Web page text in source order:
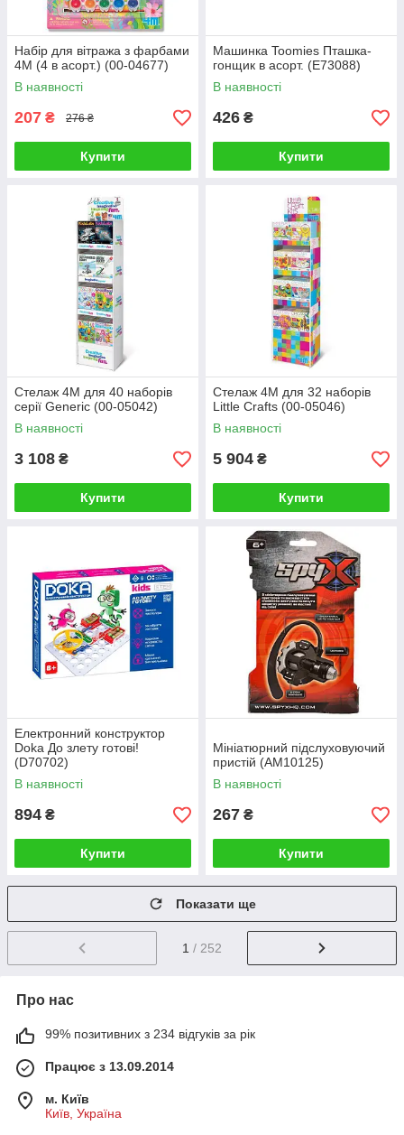
Набір для вітража з фарбами
4M (4 в асорт.) (00-04677)
В наявності
207 ₴ 276 ₴
Купити
Машинка Toomies Пташка-
гонщик в асорт. (E73088)
В наявності
426 ₴
Купити
Стелаж 4M для 40 наборів
серії Generic (00-05042)
В наявності
3 108 ₴
Купити
Стелаж 4М для 32 наборів
Little Crafts (00-05046)
В наявності
5 904 ₴
Купити
Електронний конструктор
Doka До злету готові!
(D70702)
В наявності
894 ₴
Купити
Мініатюрний підслуховуючий
пристій (AM10125)
В наявності
267 ₴
Купити
Показати ще
1 / 252
Про нас
99% позитивних з 234 відгуків за рік
Працює з 13.09.2014
м. Київ
Київ, Україна